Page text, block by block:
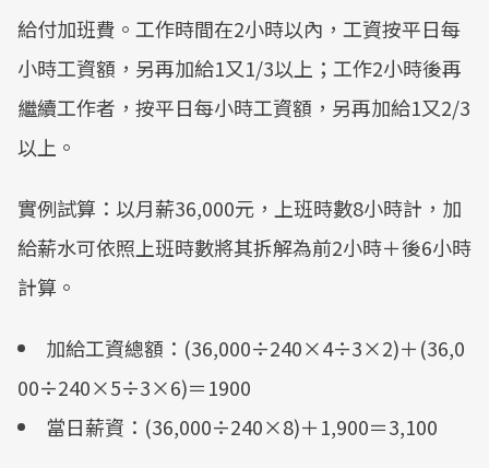
給付加班費。工作時間在2小時以內，工資按平日每
小時工資額，另再加給1又1/3以上；工作2小時後再
繼續工作者，按平日每小時工資額，另再加給1又2/3
以上。
實例試算：以月薪36,000元，上班時數8小時計，加
給薪水可依照上班時數將其拆解為前2小時＋後6小時
計算。
加給工資總額：(36,000÷240×4÷3×2)＋(36,0
00÷240×5÷3×6)＝1900
當日薪資：(36,000÷240×8)＋1,900＝3,100